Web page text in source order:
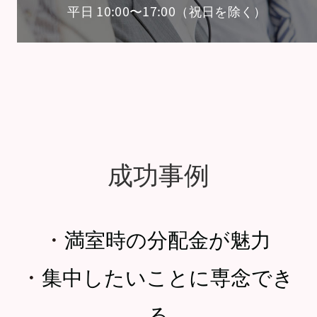
平日 10:00〜17:00（祝日を除く）
成功事例
・ 満室時の分配金が魅力
・ 集中したいことに専念でき